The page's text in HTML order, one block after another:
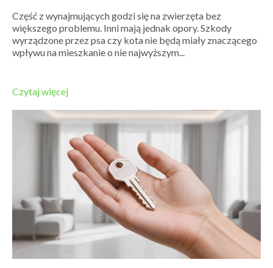
Część z wynajmujących godzi się na zwierzęta bez
większego problemu. Inni mają jednak opory. Szkody
wyrządzone przez psa czy kota nie będą miały znaczącego
wpływu na mieszkanie o nie najwyższym...
Czytaj więcej